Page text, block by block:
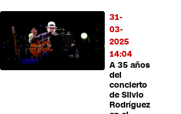
31-
03-
2025
14:04
A 35 años
del
concierto
de Silvio
Rodríguez